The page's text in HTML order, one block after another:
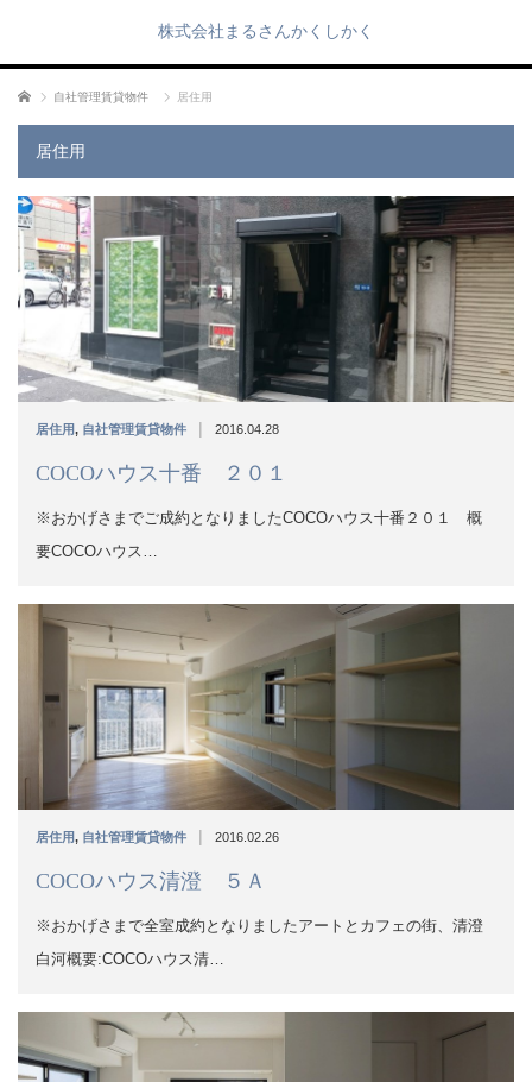
株式会社まるさんかくしかく
ホーム 自社管理賃貸物件 居住用
居住用
居住用, 自社管理賃貸物件 | 2016.04.28
COCOハウス十番 ２０１
※おかげさまでご成約となりましたCOCOハウス十番２０１ 概
要COCOハウス…
居住用, 自社管理賃貸物件 | 2016.02.26
COCOハウス清澄 ５Ａ
※おかげさまで全室成約となりましたアートとカフェの街、清澄
白河概要:COCOハウス清…